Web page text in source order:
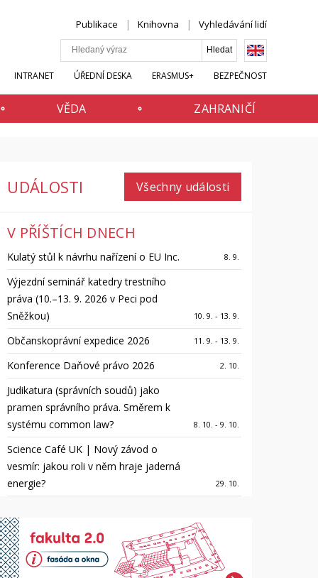
Publikace Knihovna Vyhledávání lidí
INTRANET ÚŘEDNÍ DESKA ERASMUS+ BEZPEČNOST
VĚDA ZAHRANIČÍ
UDÁLOSTI Všechny události
V PŘÍŠTÍCH DNECH
Kulatý stůl k návrhu nařízení o EU Inc. 8. 9.
Výjezdní seminář katedry trestního
práva (10.–13. 9. 2026 v Peci pod
Sněžkou)
10. 9. - 13. 9.
Občanskoprávní expedice 2026 11. 9. - 13. 9.
Konference Daňové právo 2026 2. 10.
Judikatura (správních soudů) jako
pramen správního práva. Směrem k
systému common law?
8. 10. - 9. 10.
Science Café UK | Nový závod o
vesmír: jakou roli v něm hraje jaderná
energie?
29. 10.